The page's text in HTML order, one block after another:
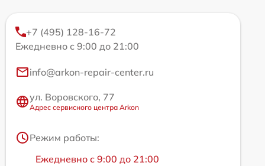
+7 (495) 128-16-72
Ежедневно с 9:00 до 21:00
info@arkon-repair-center.ru
ул. Воровского, 77
Адрес сервисного центра Arkon
Режим работы:
Ежедневно с 9:00 до 21:00